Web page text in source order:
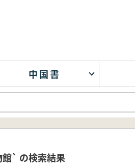
中国書
` の検索結果